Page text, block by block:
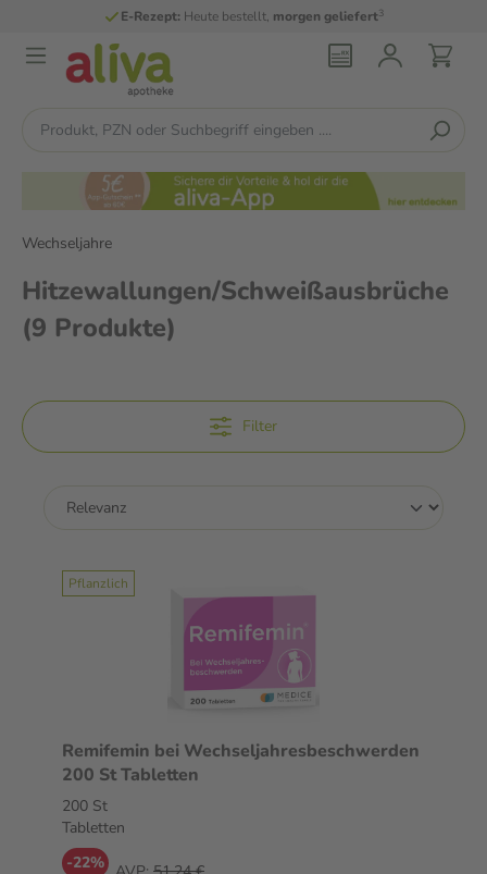
E-Rezept: Heute bestellt, morgen geliefert3
Wechseljahre
Hitzewallungen/Schweißausbrüche
(9 Produkte)
Filter
Pflanzlich
Remifemin bei Wechseljahresbeschwerden
200 St Tabletten
200 St
Tabletten
-22%